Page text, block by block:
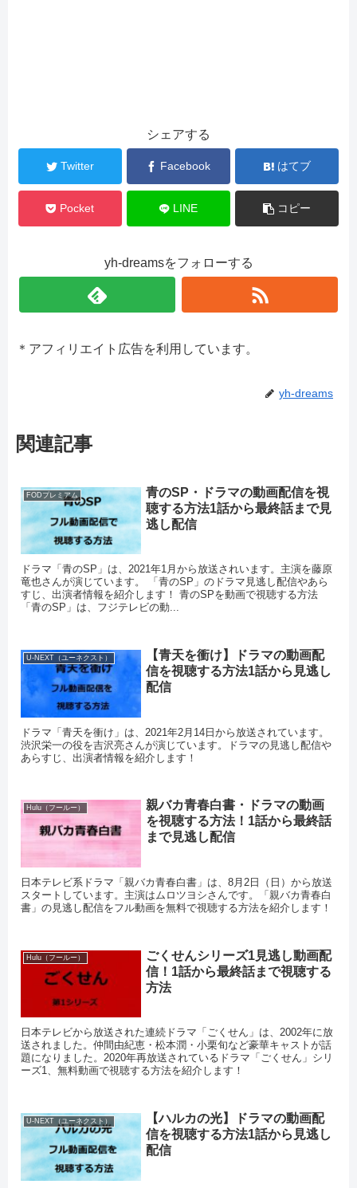
シェアする
Twitter Facebook はてブ
Pocket LINE コピー
yh-dreamsをフォローする
＊アフィリエイト広告を利用しています。
yh-dreams
関連記事
FODプレミアム
青のSP・ドラマの動画配信を視
聴する方法1話から最終話まで見
逃し配信
ドラマ「青のSP」は、2021年1月から放送されいます。主演を藤原
竜也さんが演じています。 「青のSP」のドラマ見逃し配信やあら
すじ、出演者情報を紹介します！ 青のSPを動画で視聴する方法
「青のSP」は、フジテレビの動...
U-NEXT（ユーネクスト）
【青天を衝け】ドラマの動画配
信を視聴する方法1話から見逃し
配信
ドラマ「青天を衝け」は、2021年2月14日から放送されています。
渋沢栄一の役を吉沢亮さんが演じています。ドラマの見逃し配信や
あらすじ、出演者情報を紹介します！
Hulu（フールー）
親バカ青春白書・ドラマの動画
を視聴する方法！1話から最終話
まで見逃し配信
日本テレビ系ドラマ「親バカ青春白書」は、8月2日（日）から放送
スタートしています。主演はムロツヨシさんです。「親バカ青春白
書」の見逃し配信をフル動画を無料で視聴する方法を紹介します！
Hulu（フールー）
ごくせんシリーズ1見逃し動画配
信！1話から最終話まで視聴する
方法
日本テレビから放送された連続ドラマ「ごくせん」は、2002年に放
送されました。仲間由紀恵・松本潤・小栗旬など豪華キャストが話
題になりました。2020年再放送されているドラマ「ごくせん」シリ
ーズ1、無料動画で視聴する方法を紹介します！
U-NEXT（ユーネクスト）
【ハルカの光】ドラマの動画配
信を視聴する方法1話から見逃し
配信